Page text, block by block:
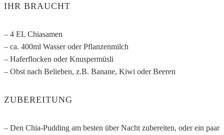
IHR BRAUCHT
– 4 EL Chiasamen
– ca. 400ml Wasser oder Pflanzenmilch
– Haferflocken oder Knuspermüsli
– Obst nach Belieben, z.B. Banane, Kiwi oder Beeren
ZUBEREITUNG
– Den Chia-Pudding am besten über Nacht zubereiten, oder ein paar